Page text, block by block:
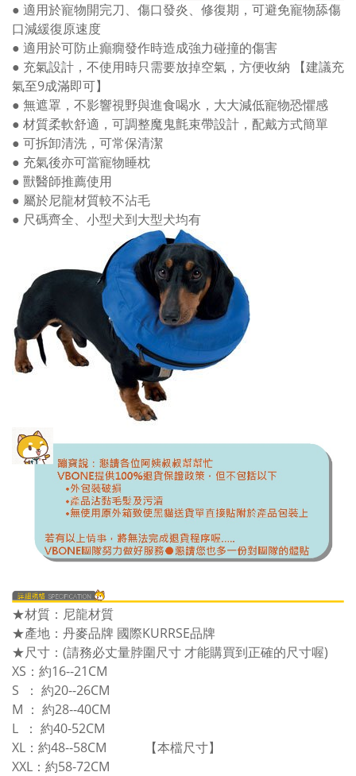
● 適用於寵物開完刀、傷口發炎、修復期，可避免寵物舔傷
口減緩復原速度
● 適用於可防止癲癇發作時造成強力碰撞的傷害
● 充氣設計，不使用時只需要放掉空氣，方便收納 【建議充
氣至9成滿即可】
● 無遮罩，不影響視野與進食喝水，大大減低寵物恐懼感
● 材質柔軟舒適，可調整魔鬼氈束帶設計，配戴方式簡單
● 可拆卸清洗，可常保清潔
● 充氣後亦可當寵物睡枕
● 獸醫師推薦使用
● 屬於尼龍材質較不沾毛
● 尺碼齊全、小型犬到大型犬均有
★材質：尼龍材質
★產地：丹麥品牌 國際KURRSE品牌
★尺寸：(請務必丈量脖圍尺寸 才能購買到正確的尺寸喔)
XS：約16--21CM
S ： 約20--26CM
M ： 約28--40CM
L ： 約40-52CM
XL：約48--58CM 【本檔尺寸】
XXL：約58-72CM